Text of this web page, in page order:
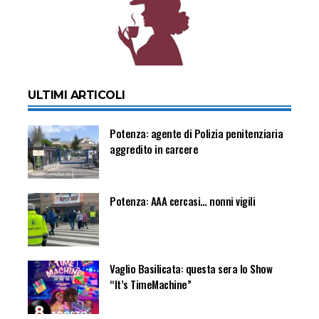
ULTIMI ARTICOLI
Potenza: agente di Polizia penitenziaria
aggredito in carcere
Potenza: AAA cercasi… nonni vigili
Vaglio Basilicata: questa sera lo Show
“It’s TimeMachine”